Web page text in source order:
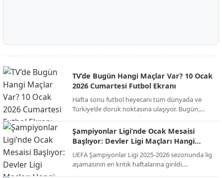
TV’de Bugün Hangi Maçlar Var? 10 Ocak
2026 Cumartesi Futbol Ekranı
Hafta sonu futbol heyecanı tüm dünyada ve
Türkiye’de doruk noktasına ulaşıyor. Bugün,
Süper Kupa finalinden İngiltere FA Cup’a,
İspanya La Liga’dan İtalya Serie A’ya kadar
onlarca kritik mücadele canlı yayınla ekranlara
gelecek. İşte günün öne çıkan maçları ve yayıncı
kuruluşları...
Şampiyonlar Ligi’nde Ocak Mesaisi
Başlıyor: Devler Ligi Maçları Hangi
Kanalda, Saat Kaçta?
UEFA Şampiyonlar Ligi 2025-2026 sezonunda lig
aşamasının en kritik haftalarına girildi.